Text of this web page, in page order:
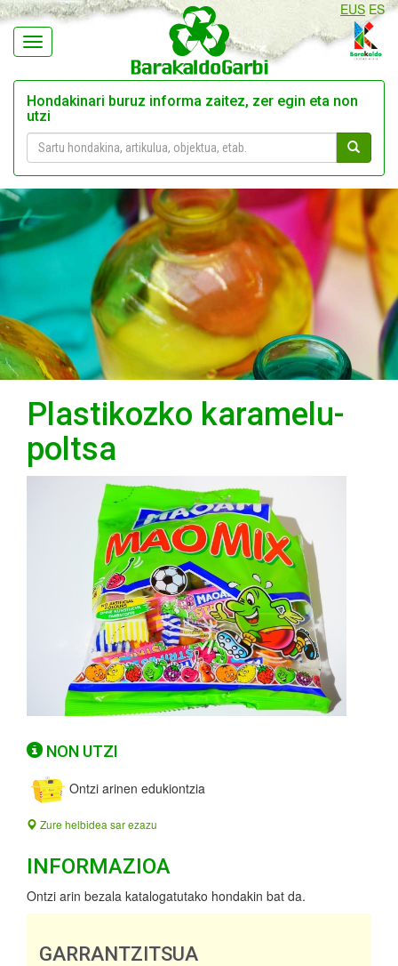
Navegación
EUS ES
Hondakinari buruz informa zaitez, zer egin eta non
utzi
Plastikozko karamelu-
poltsa
NON UTZI
Ontzi arinen edukiontzia
Zure helbidea sar ezazu
INFORMAZIOA
Ontzi arin bezala katalogatutako hondakin bat da.
GARRANTZITSUA